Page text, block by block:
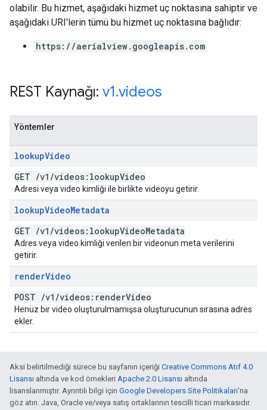
olabilir. Bu hizmet, aşağıdaki hizmet uç noktasına sahiptir ve
aşağıdaki URI'lerin tümü bu hizmet uç noktasına bağlıdır:
https://aerialview.googleapis.com
REST Kaynağı: v1.videos
Yöntemler
lookupVideo
GET /v1 /videos:lookupVideo
Adresi veya video kimliği ile birlikte videoyu getirir.
lookupVideoMetadata
GET /v1 /videos:lookupVideoMetadata
Adres veya video kimliği verilen bir videonun meta verilerini
getirir.
renderVideo
POST /v1 /videos:renderVideo
Henüz bir video oluşturulmamışsa oluşturucunun sırasına adres
ekler.
Aksi belirtilmediği sürece bu sayfanın içeriği Creative Commons Atıf 4.0
Lisansı altında ve kod örnekleri Apache 2.0 Lisansı altında
lisanslanmıştır. Ayrıntılı bilgi için Google Developers Site Politikaları'na
göz atın. Java, Oracle ve/veya satış ortaklarının tescilli ticari markasıdır.